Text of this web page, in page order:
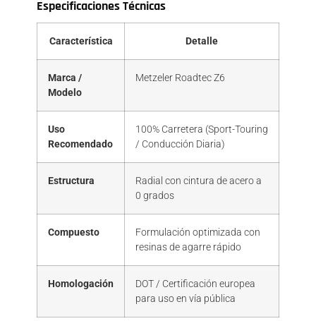
Especificaciones Técnicas
Característica Detalle
Marca /
Modelo
Metzeler Roadtec Z6
Uso
Recomendado
100% Carretera (Sport-Touring
/ Conducción Diaria)
Estructura
Radial con cintura de acero a
0 grados
Compuesto
Formulación optimizada con
resinas de agarre rápido
Homologación
DOT / Certificación europea
para uso en vía pública